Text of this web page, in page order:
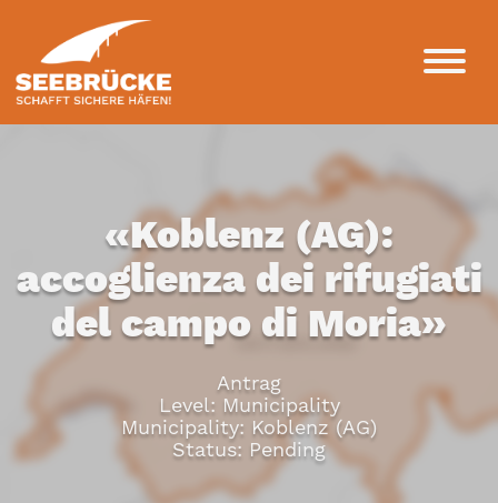
«Koblenz (AG):
accoglienza dei rifugiati
del campo di Moria»
Antrag
Level: Municipality
Municipality: Koblenz (AG)
Status: Pending